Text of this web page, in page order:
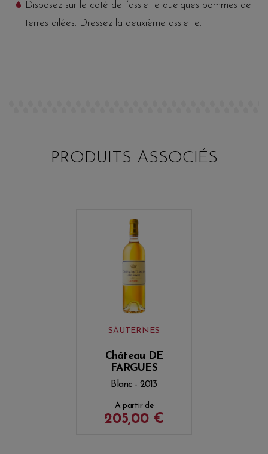
Disposez sur le coté de l’assiette quelques pommes de
terres ailées. Dressez la deuxième assiette.
PRODUITS ASSOCIÉS
SAUTERNES
Château DE
FARGUES
Blanc - 2013
A partir de
205,00 €